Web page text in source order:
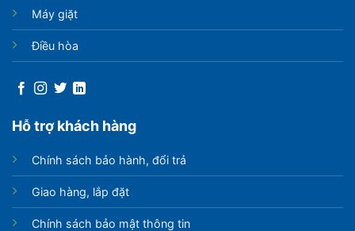
Máy giặt
Điều hòa
Hỗ trợ khách hàng
Chính sách bảo hành, đổi trả
Giao hàng, lắp đặt
Chính sách bảo mật thông tin